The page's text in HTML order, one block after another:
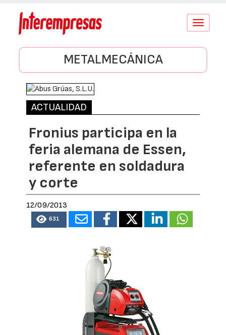
Conmutar
METALMECÁNICA
ACTUALIDAD
Fronius participa en la
feria alemana de Essen,
referente en soldadura
y corte
12/09/2013
631